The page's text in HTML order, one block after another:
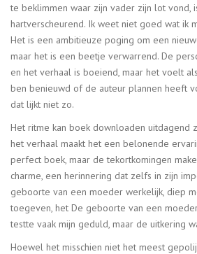
te beklimmen waar zijn vader zijn lot vond,
hartverscheurend. Ik weet niet goed wat ik
Het is een ambitieuze poging om een
maar het is een beetje verwarrend. De
en het verhaal is boeiend, maar het voelt
ben benieuwd of de auteur plannen heeft
dat lijkt niet zo.
Het ritme kan boek downloaden uitdagend
het verhaal maakt het een belonende
perfect boek, maar de tekortkomingen
charme, een herinnering dat zelfs in zijn
geboorte van een moeder werkelijk, diep
toegeven, het De geboorte van een
testte vaak mijn geduld, maar de uitkering
Hoewel het misschien niet het meest